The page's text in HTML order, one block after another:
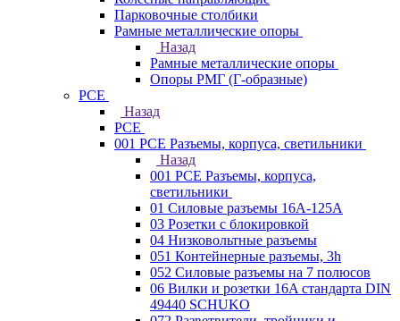
Парковочные столбики
Рамные металлические опоры
Назад
Рамные металлические опоры
Опоры РМГ (Г-образные)
PCE
Назад
PCE
001 PCE Разъемы, корпуса, светильники
Назад
001 PCE Разъемы, корпуса,
светильники
01 Силовые разъемы 16А-125А
03 Розетки с блокировкой
04 Низковольтные разъемы
051 Контейнерные разъемы, 3h
052 Силовые разъемы на 7 полюсов
06 Вилки и розетки 16A стандарта DIN
49440 SCHUKO